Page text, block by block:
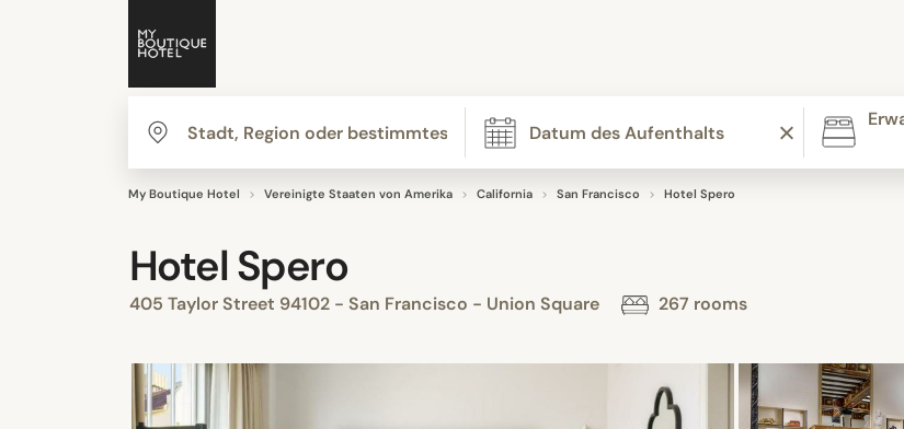
My Boutique Hotel Vereinigte Staaten von Amerika California San Francisco Hotel Spero
Hotel Spero
405 Taylor Street 94102 - San Francisco - Union Square 267 rooms